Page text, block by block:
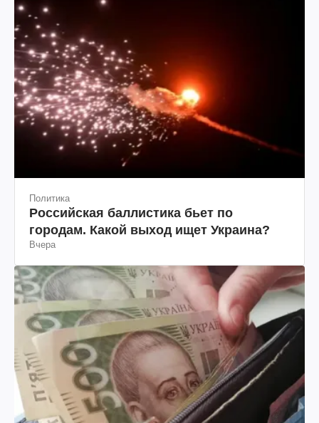
Политика
Почему США уже не могут вынудить
Путина к миру
Вчера
Политика
Российская баллистика бьет по
городам. Какой выход ищет Украина?
Вчера